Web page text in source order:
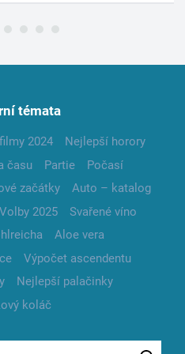
témata
2024
Nejlepší horory
času Partie
Počasí
začátky
Auto – katalog
Volby 2025
Svařené víno
Aloe vera
Výpočet ascendentu
Nejlepší palačinky
koláč